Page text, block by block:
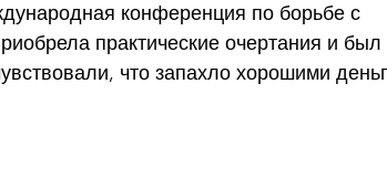
конференция по борьбе с
практические очертания и
что запахло хорошими